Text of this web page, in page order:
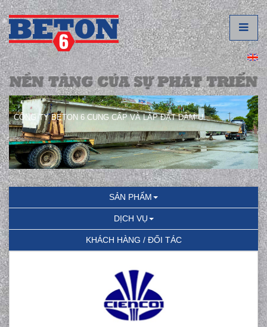
CÔNG TY BETON 6 CUNG CẤP VÀ LẮP ĐẶT DẦM U.
SẢN PHẨM
DỊCH VỤ
KHÁCH HÀNG / ĐỐI TÁC